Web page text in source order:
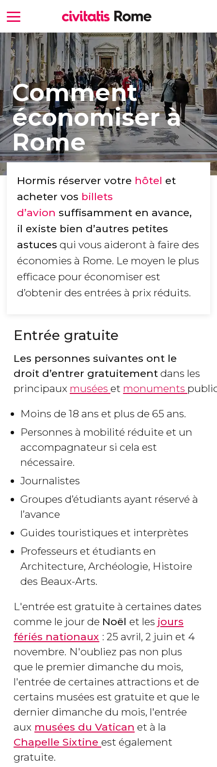
Comment
économiser à
Rome
Hormis réserver votre hôtel et
acheter vos billets
d’avion suffisamment en avance,
il existe bien d’autres petites
astuces qui vous aideront à faire des
économies à Rome. Le moyen le plus
efficace pour économiser est
d’obtenir des entrées à prix réduits.
Entrée gratuite
Les personnes suivantes ont le
droit d’entrer gratuitement dans les
principaux musées et monuments
Moins de 18 ans et plus de 65 ans.
Personnes à mobilité réduite et un
accompagnateur si cela est
nécessaire.
Journalistes
Groupes d’étudiants ayant réservé à
l’avance
Guides touristiques et interprètes
Professeurs et étudiants en
Architecture, Archéologie, Histoire
des Beaux-Arts.
L'entrée est gratuite à certaines dates
comme le jour de Noël et les jours
fériés nationaux : 25 avril, 2 juin et 4
novembre. N'oubliez pas non plus
que le premier dimanche du mois,
l'entrée de certaines attractions et de
certains musées est gratuite et que le
dernier dimanche du mois, l'entrée
aux musées du Vatican et à la
Chapelle Sixtine est également
gratuite.